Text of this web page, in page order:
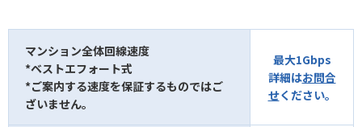
お問合せ マンション検索
マンション全体回線速度
*ベストエフォート式
*ご案内する速度を保証するものではご
ざいません。
最大1Gbps
詳細はお問合
せください。